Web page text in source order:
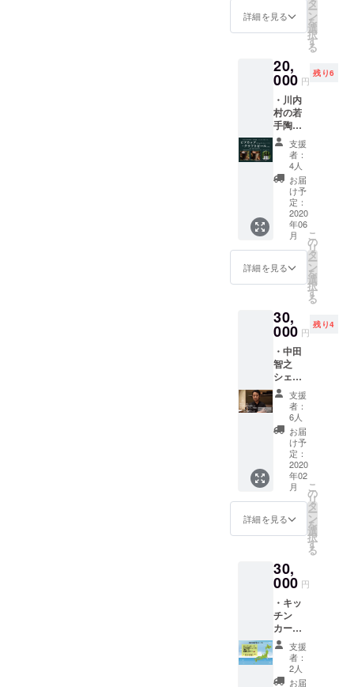
す。 ※
災害等
可能と
なった
場合の
払い戻
しは致
しませ
ん。
い。 ※
商品券
2021年
5月末ま
でで
す。 ※
リター
ンは
2020年
6月1日
から順
次お届
けを開
始し、
2020年
6月30日
までに
しま
す。 ※
営業不
可能と
なった
場合の
払い戻
しは致
しませ
ん。
報はあ
らかじ
確認く
ださ
い。 ※
旬の野
菜便は
2020年
8月にお
届け予
定です
が、前
後する
場合が
ござい
ます。
※商品券
期限は
2021年
5月末ま
す。 ※
リター
ンは
2020年
2月1日
から順
次お届
けを開
始し、
2020年
2月29日
までに
お届け
しま
す。 ※
により
営業不
場合の
払い戻
しは致
しませ
ん。
めたサ
お渡し
しま
す。 ※
大島の
好みは
ビール
と日本
酒で
す。 ※
大島は
話を聞
くのも
好きで
す。 ※
日時と
場所を
決め、
ます。
※別途交
通費、
飲食代
をいた
だきま
す。 ※
ノンア
ルコー
ルも可
です。
ジョ+い
わなの
燻製 ・
Kitchen
2000円
分商品
券 ・オ
リジナ
ルス
テッ
カー ・
サンク
スレ
ター 川
内村の
若手陶
芸家
「志賀
風夏」
さん(土
皿、イ
ワナの
燻製、
お店で
ご使用
いただ
ける
2000円
分の商
品券、
オリジ
ナルス
テッ
カー、
心を込
めたサ
ンクス
す。 ※
指定住
送りし
ます
（送料
込
み）。
※出店情
報はあ
詳細を見る ー
ン
を
選
択
す
る
20,
000 円
残り6
・川内
村の若
手陶芸
家「志
賀風
夏」さ
ん(土志
工房)に
よるビ
アカッ
（Koka
ge
Kitchen
のロゴ
入り）
トビー
ル ・
Kokage
Kitchen
2000円
分商品
券 ・オ
リジナ
ルス
テッ
カー ・
サンク
スレ
ター ビ
アカッ
プとク
ラフト
店でご
使用い
ただけ
る2000
円分の
商品
券、オ
リジナ
ルス
テッ
支援
者：
4人
お届
け予
定：
2020
年06
月
詳細を見る
こ
の
リ
タ
ー
ン
を
選
択
す
る
30,
000 円
残り4
・中田
智之
シェフ
の川内
村の食
材を使
用した
スペ
シャル
ディ
ナー ・
オリジ
ナルス
テッ
カー ・
サンク
ター 郡
山を代
表する
地産地
消シェ
フ中田
智之さ
んによ
る、ス
ペシャ
支援
者：
6人
お届
け予
定：
2020
年02
月
詳細を見る
こ
の
リ
タ
ー
ン
を
選
択
す
る
30,
000 円
・キッ
チン
カーで
日本全
国どこ
でも出
張しま
支援
者：
2人
お届